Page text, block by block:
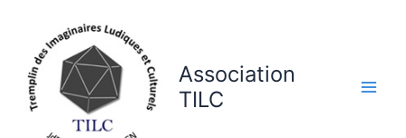
contenu
Association
TILC